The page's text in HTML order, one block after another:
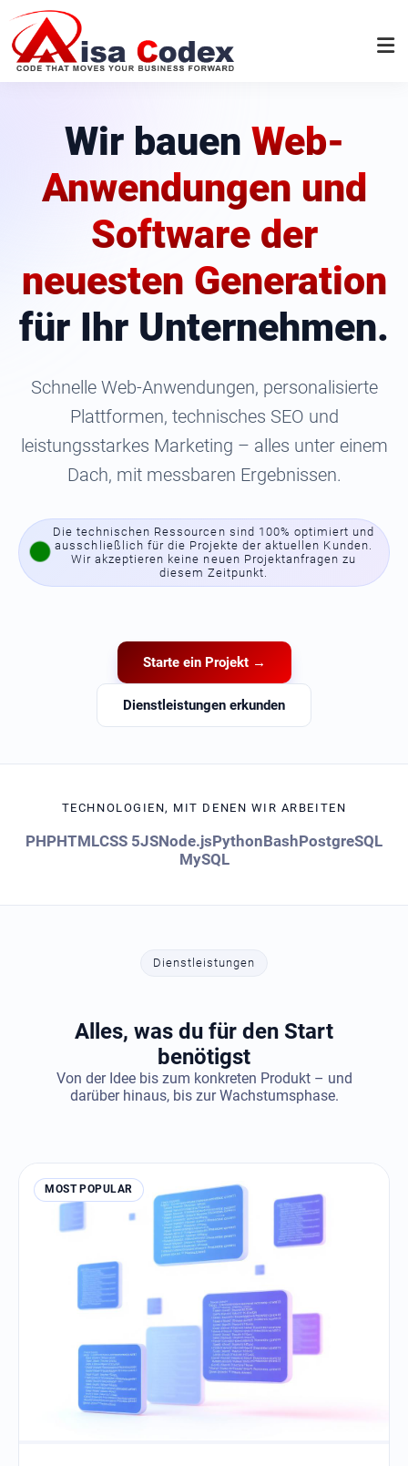
Wir bauen Web-
Anwendungen und
Software der
neuesten Generation
für Ihr Unternehmen.
Schnelle Web-Anwendungen, personalisierte
Plattformen, technisches SEO und
leistungsstarkes Marketing – alles unter einem
Dach, mit messbaren Ergebnissen.
Die technischen Ressourcen sind 100% optimiert und
ausschließlich für die Projekte der aktuellen Kunden.
Wir akzeptieren keine neuen Projektanfragen zu
diesem Zeitpunkt.
Starte ein Projekt →
Dienstleistungen erkunden
TECHNOLOGIEN, MIT DENEN WIR ARBEITEN
PHPHTMLCSS 5JSNode.jsPythonBashPostgreSQL
MySQL
Dienstleistungen
Alles, was du für den Start
benötigst
Von der Idee bis zum konkreten Produkt – und
darüber hinaus, bis zur Wachstumsphase.
MOST POPULAR